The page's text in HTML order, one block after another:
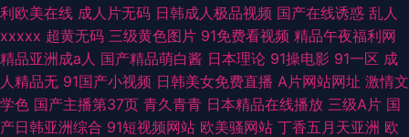
利欧美在线 成人片无码 日韩成人极品视频 国产在线诱惑 乱人
xxxxx 超黄无码 三级黄色图片 91免费看视频 精品午夜福利网
精品亚洲成a人 国产精品萌白酱 日本理论 91操电影 91一区 成
人精品无 91国产小视频 日韩美女免费直播 A片网站网址 激情文
学色 国产主播第37页 青久青青 日本精品在线播放 三级A片 国
产日韩亚洲综合 91短视频网站 欧美骚网站 丁香五月天亚洲 欧